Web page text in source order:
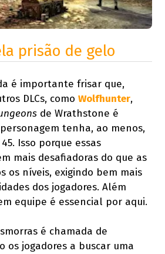
prisão de gelo
é importante frisar que,
DLCs, comoWolfhunter,
de Wrathstone é
tenha, ao menos,
Isso porque essas
mais desafiadoras do que as
os níveis, exigindo bem mais
dos jogadores. Além
equipe é essencial por aqui.
é chamada de
os jogadores a buscar uma